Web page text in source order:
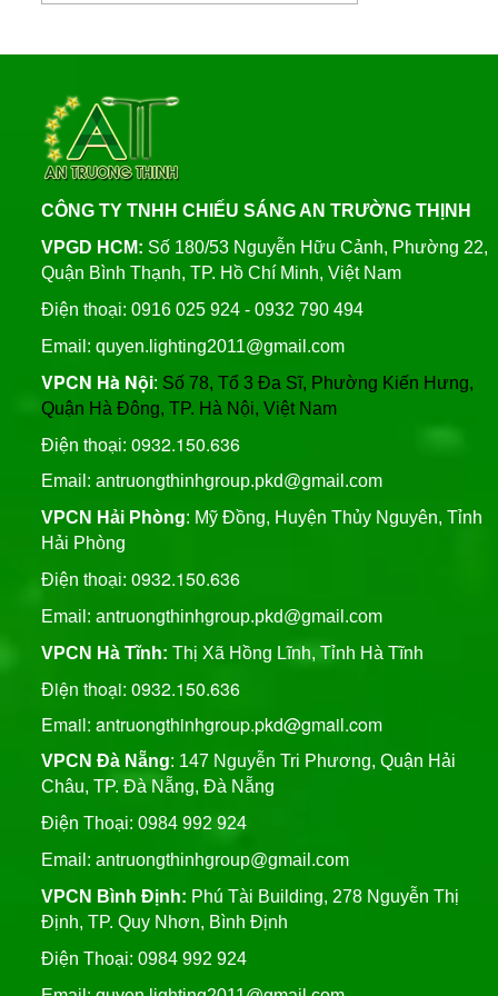
Áp
Liên hệ
Lượng Mặt Trời
Liên hệ
Đèn Đường Led 200W
Solar Light Năng Lượng
Mặt Trời ATT NLMT 300W
Liên hệ
Sáng Cao Áp Tại TP. Tam
Chiếu Sáng Tại TP HCM
Thương Hiệu Chíp Led
Chất Lượng Philips, Cree,
Bridgelux, An Trường
Thịnh
Trụ Thép Mạ Nhúng Kẽm
Quy Trình Mạ Nhúng Kẽm
Nóng Trụ Đèn Chiếu Sáng
Cao Áp
CÔNG TY TNHH CHIẾU SÁNG AN TRƯỜNG THỊNH
VPGD HCM: Số 180/53 Nguyễn Hữu Cảnh, Phường 22,
Quận Bình Thạnh, TP. Hồ Chí Minh, Việt Nam
Điện thoại: 0916 025 924 - 0932 790 494
Email: quyen.lighting2011@gmail.com
VPCN Hà Nội: Số 78, Tổ 3 Đa Sĩ, Phường Kiến Hưng,
Quận Hà Đông, TP. Hà Nội, Việt Nam
Điện thoại: 0932.150.636
Email: antruongthinhgroup.pkd@gmail.com
VPCN Hải Phòng: Mỹ Đồng, Huyện Thủy Nguyên, Tỉnh
Hải Phòng
Điện thoại: 0932.150.636
Email: antruongthinhgroup.pkd@gmail.com
VPCN Hà Tĩnh: Thị Xã Hồng Lĩnh, Tỉnh Hà Tĩnh
Điện thoại: 0932.150.636
Email: antruongthinhgroup.pkd@gmail.com
VPCN Đà Nẵng: 147 Nguyễn Tri Phương, Quận Hải
Châu, TP. Đà Nẵng, Đà Nẵng
Điện Thoại: 0984 992 924
Email: antruongthinhgroup@gmail.com
VPCN Bình Định: Phú Tài Building, 278 Nguyễn Thị
Định, TP. Quy Nhơn, Bình Định
Điện Thoại: 0984 992 924